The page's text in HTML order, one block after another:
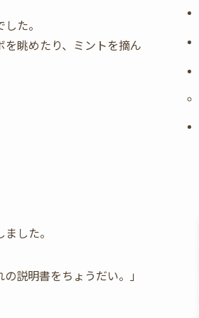
た。
眺めたり、ミントを摘ん
した。
説明書をちょうだい。」